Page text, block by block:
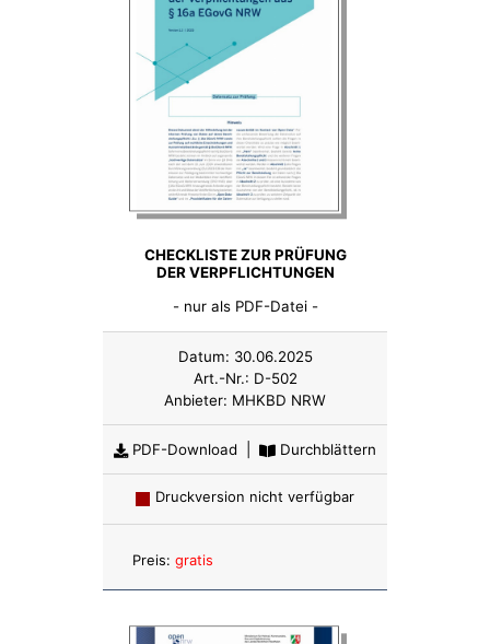
CHECKLISTE ZUR PRÜFUNG
DER VERPFLICHTUNGEN
- nur als PDF-Datei -
Datum: 30.06.2025
Art.-Nr.: D-502
Anbieter: MHKBD NRW
PDF-Download Durchblättern
Druckversion nicht verfügbar
Preis: gratis